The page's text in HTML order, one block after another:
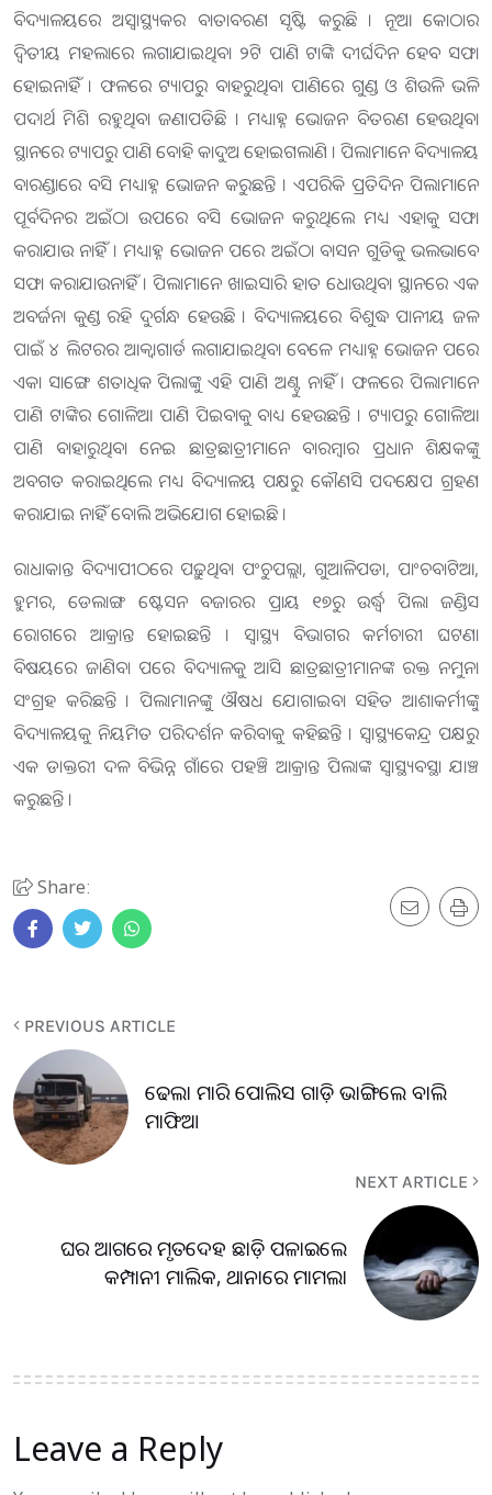
ବିଦ୍ୟାଳୟରେ ଅସ୍ବାସ୍ଥ୍ୟକର ବାତାବରଣ ସୃଷ୍ଟି କରୁଛି । ନୂଆ କୋଠାର
ଦ୍ଵିତୀୟ ମହଲାରେ ଲଗାଯାଇଥିବା ୨ଟି ପାଣି ଟାଙ୍କି ଦୀର୍ଘଦିନ ହେବ ସଫା
ହୋଇନାହିଁ । ଫଳରେ ଟ୍ୟାପରୁ ବାହରୁଥିବା ପାଣିରେ ଗୁଣ୍ଡ ଓ ଶିଉଳି ଭଳି
ପଦାର୍ଥ ମିଶି ରହୁଥିବା ଜଣାପଡିଛି । ମଧ୍ୟାହ୍ନ ଭୋଜନ ବିତରଣ ହେଉଥିବା
ସ୍ଥାନରେ ଟ୍ୟାପରୁ ପାଣି ବୋହି କାଦୁଅ ହୋଇଗଲାଣି । ପିଲାମାନେ ବିଦ୍ୟାଳୟ
ବାରଣ୍ଡାରେ ବସି ମଧ୍ୟାହ୍ନ ଭୋଜନ କରୁଛନ୍ତି । ଏପରିକି ପ୍ରତିଦିନ ପିଲାମାନେ
ପୂର୍ବଦିନର ଅଇଁଠା ଉପରେ ବସି ଭୋଜନ କରୁଥିଲେ ମଧ୍ୟ ଏହାକୁ ସଫା
କରାଯାଉ ନାହିଁ । ମଧ୍ୟାହ୍ନ ଭୋଜନ ପରେ ଅଇଁଠା ବାସନ ଗୁଡିକୁ ଭଲଭାବେ
ସଫା କରାଯାଉନାହିଁ । ପିଲାମାନେ ଖାଇସାରି ହାତ ଧୋଉଥିବା ସ୍ଥାନରେ ଏକ
ଅବର୍ଜନା କୁଣ୍ଡ ରହି ଦୁର୍ଗନ୍ଧ ହେଉଛି । ବିଦ୍ୟାଳୟରେ ବିଶୁଦ୍ଧ ପାନୀୟ ଜଳ
ପାଇଁ ୪ ଲିଟରର ଆକ୍ବାଗାର୍ଡ ଲଗାଯାଇଥିବା ବେଳେ ମଧ୍ୟାହ୍ନ ଭୋଜନ ପରେ
ଏକା ସାଙ୍ଗେ ଶତାଧିକ ପିଲାଙ୍କୁ ଏହି ପାଣି ଅଣ୍ଟୁ ନାହିଁ । ଫଳରେ ପିଲାମାନେ
ପାଣି ଟାଙ୍କିର ଗୋଳିଆ ପାଣି ପିଇବାକୁ ବାଧ୍ୟ ହେଉଛନ୍ତି । ଟ୍ୟାପରୁ ଗୋଳିଆ
ପାଣି ବାହାରୁଥିବା ନେଇ ଛାତ୍ରଛାତ୍ରୀମାନେ ବାରମ୍ୱାର ପ୍ରଧାନ ଶିକ୍ଷକଙ୍କୁ
ଅବଗତ କରାଇଥିଲେ ମଧ୍ୟ ବିଦ୍ୟାଳୟ ପକ୍ଷରୁ କୌଣସି ପଦକ୍ଷେପ ଗ୍ରହଣ
କରାଯାଇ ନାହିଁ ବୋଲି ଅଭିଯୋଗ ହୋଇଛି ।
ରାଧାକାନ୍ତ ବିଦ୍ୟାପୀଠରେ ପଢ଼ୁଥିବା ପଂଚୁପଲ୍ଲା, ଗୁଆଳିପଡା, ପାଂଚବାଟିଆ,
ହୁମର, ଡେଲାଙ୍ଗ ଷ୍ଟେସନ ବଜାରର ପ୍ରାୟ ୧୭ରୁ ଉର୍ଦ୍ଧ୍ବ ପିଲା ଜଣ୍ଡିସ
ରୋଗରେ ଆକ୍ରାନ୍ତ ହୋଇଛନ୍ତି । ସ୍ବାସ୍ଥ୍ୟ ବିଭାଗର କର୍ମଚାରୀ ଘଟଣା
ବିଷୟରେ ଜାଣିବା ପରେ ବିଦ୍ୟାଳକୁ ଆସି ଛାତ୍ରଛାତ୍ରୀମାନଙ୍କ ରକ୍ତ ନମୁନା
ସଂଗ୍ରହ କରିଛନ୍ତି । ପିଲାମାନଙ୍କୁ ଔଷଧ ଯୋଗାଇବା ସହିତ ଆଶାକର୍ମୀଙ୍କୁ
ବିଦ୍ୟାଳୟକୁ ନିୟମିତ ପରିଦର୍ଶନ କରିବାକୁ କହିଛନ୍ତି । ସ୍ବାସ୍ଥ୍ୟକେନ୍ଦ୍ର ପକ୍ଷରୁ
ଏକ ଡାକ୍ତରୀ ଦଳ ବିଭିନ୍ନ ଗାଁରେ ପହଞ୍ଚି ଆକ୍ରାନ୍ତ ପିଲାଙ୍କ ସ୍ବାସ୍ଥ୍ୟବସ୍ଥା ଯାଞ୍ଚ
କରୁଛନ୍ତି ।
Share:
PREVIOUS ARTICLE
ଢେଲା ମାରି ପୋଲିସ ଗାଡ଼ି ଭାଙ୍ଗିଲେ ବାଲି
ମାଫିଆ
NEXT ARTICLE
ଘର ଆଗରେ ମୃତଦେହ ଛାଡ଼ି ପଳାଇଲେ
କମ୍ପାନୀ ମାଲିକ, ଥାନାରେ ମାମଲା
Leave a Reply